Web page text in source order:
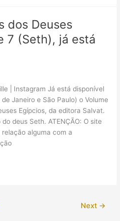
dos Deuses
7 (Seth), já está
| Instagram Já está disponível
Janeiro e São Paulo) o Volume
Egípcios, da editora Salvat.
deus Seth. ATENÇÃO: O site
alguma com a
Next →